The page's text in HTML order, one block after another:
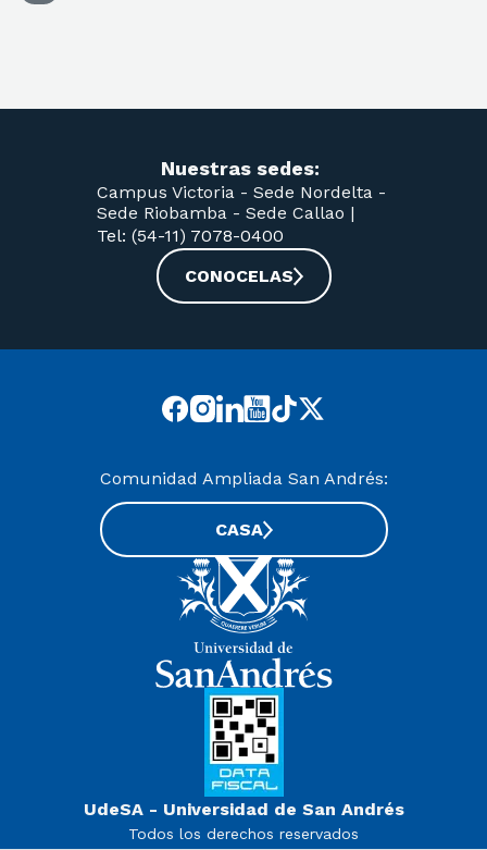
Nuestras sedes:
Campus Victoria - Sede Nordelta -
Sede Riobamba - Sede Callao |
Tel: (54-11) 7078-0400
CONOCELAS
UdeSA - Universidad de San Andrés
Todos los derechos reservados
Comunidad Ampliada San Andrés:
CASA